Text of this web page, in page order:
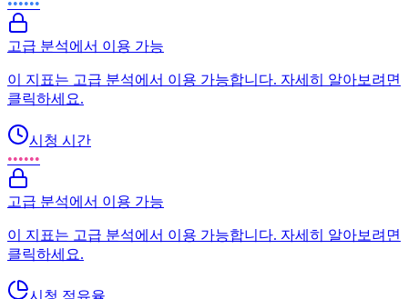
••••••
고급 분석에서 이용 가능
이 지표는 고급 분석에서 이용 가능합니다. 자세히 알아보려면
클릭하세요.
시청 시간
••••••
고급 분석에서 이용 가능
이 지표는 고급 분석에서 이용 가능합니다. 자세히 알아보려면
클릭하세요.
시청 점유율